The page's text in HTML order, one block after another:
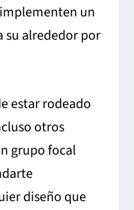
un
su alrededor por
estar rodeado
otros
grupo focal
diseño que